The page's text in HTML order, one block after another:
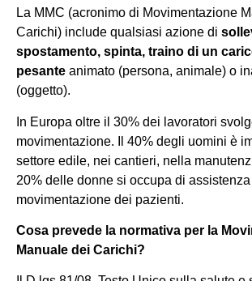
La MMC (acronimo di Movimentazione
Carichi) include qualsiasi azione di
spostamento, spinta, traino di un
pesante animato (persona, animale) o
(oggetto).
In Europa oltre il 30% dei lavoratori
movimentazione. Il 40% degli uomini è
settore edile, nei cantieri, nella
20% delle donne si occupa di
movimentazione dei pazienti.
Cosa prevede la normativa per la
Manuale dei Carichi?